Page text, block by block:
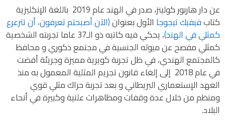
عن دار هاربور كولينز، صدر في الهند عام 2019 باللغة الإنكليزية
كتابفيفيك تيجوجا الأول بعنوان(الآن أصبحتم تعرفون، أن تترعرع
كمثلي في الهند) ، يحكي فيه كاتبه ذو الـ37 عاما تجربته الشخصية
كمثلي مفصح عن ميوله الجنسية في مجتمع ذكوري و محافظ
كالمجتمع الهندي، في ظل تجربة كويرية مميزة وجريئة أفضت
في عام 2018 إلى إلغاء قانون تجريم المثلية المعمول به منذ
العهد الإستعماري البريطاني و بعد تجربة حراك مثلي قوي
ومنظم من خلال عدة وقفات ومظاهرات علنية وكبيرة في أنحاء
البلاد.